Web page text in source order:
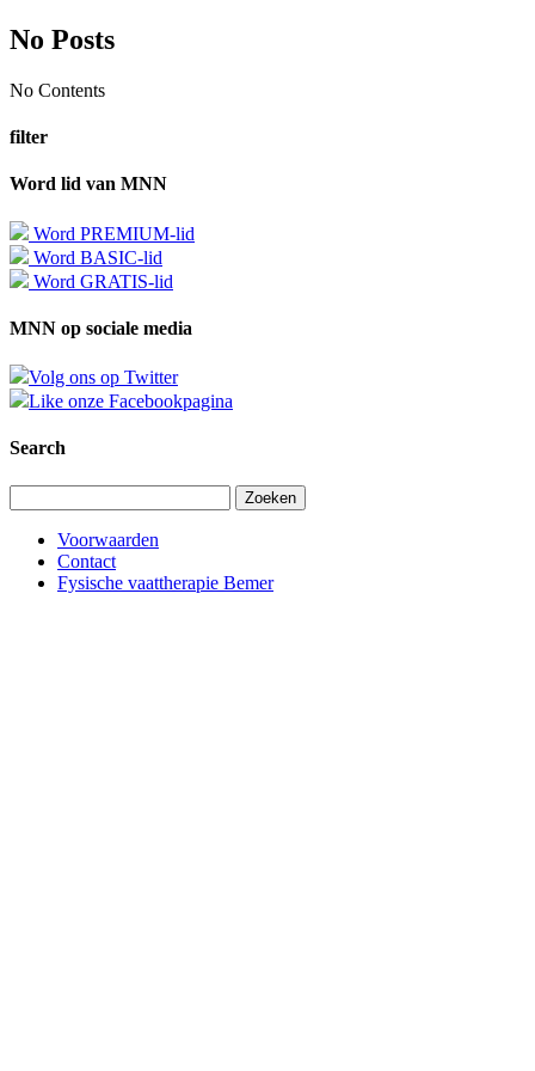
No Posts
No Contents
filter
Word lid van MNN
Word PREMIUM-lid
Word BASIC-lid
Word GRATIS-lid
MNN op sociale media
Volg ons op Twitter
Like onze Facebookpagina
Search
naar:
Voorwaarden
Contact
Fysische vaattherapie Bemer